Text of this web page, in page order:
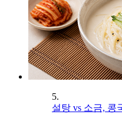
5.
설탕 vs 소금, 콩